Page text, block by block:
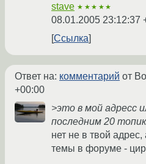
stave ★★★★★
08.01.2005 23:12:37
Ссылка
Ответ на: комментарий от
+00:00
>это в мой адресс
последним 20
нет не в твой
темы в форуме -